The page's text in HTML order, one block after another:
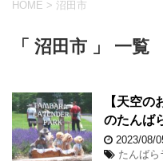
HOME > 沼田市
「 沼田市 」 一覧
【天空
のたんば
2023/08/
たんばら